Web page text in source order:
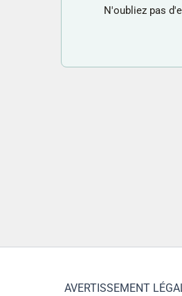
N'oubliez pas
AVERTISSEMENT